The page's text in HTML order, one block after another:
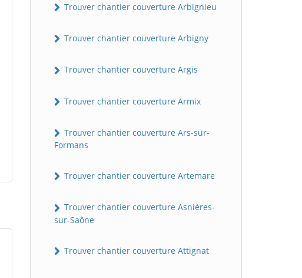
Trouver chantier couverture Arbignieu
Trouver chantier couverture Arbigny
Trouver chantier couverture Argis
Trouver chantier couverture Armix
Trouver chantier couverture Ars-sur-
Formans
Trouver chantier couverture Artemare
Trouver chantier couverture Asnières-
sur-Saône
Trouver chantier couverture Attignat